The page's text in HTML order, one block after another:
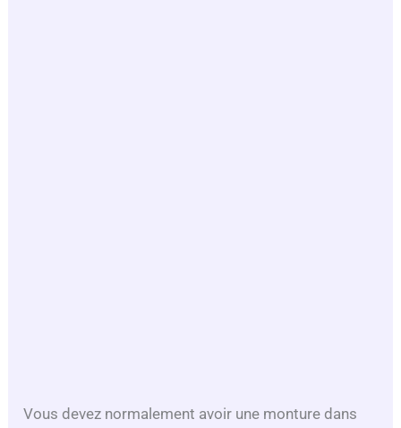
Vous devez normalement avoir une monture dans